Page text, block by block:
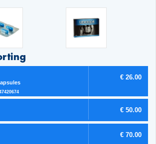
€ 26.00
€ 50.00
€ 70.00